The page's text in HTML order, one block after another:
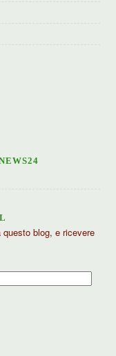
blog, e ricevere